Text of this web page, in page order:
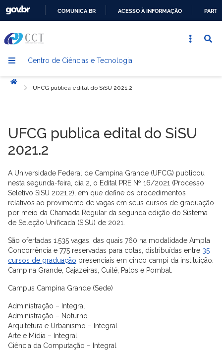
CONTEÚDO
COMUNICA BR ACESSO À INFORMAÇÃO
Centro de Ciências e Tecnologia
Início
UFCG publica edital do SiSU 2021.2
UFCG publica edital do SiSU
2021.2
A Universidade Federal de Campina Grande (UFCG) publicou
nesta segunda-feira, dia 2, o Edital PRE Nº 16/2021 (Processo
Seletivo SiSU 2021.2), em que define os procedimentos
relativos ao provimento de vagas em seus cursos de graduação
por meio da Chamada Regular da segunda edição do Sistema
de Seleção Unificada (SiSU) de 2021.
São ofertadas 1.535 vagas, das quais 760 na modalidade Ampla
Concorrência e 775 reservadas para cotas, distribuídas entre 35
cursos de graduação presenciais em cinco campi da instituição:
Campina Grande, Cajazeiras, Cuité, Patos e Pombal.
Campus Campina Grande (Sede)
Administração – Integral
Administração – Noturno
Arquitetura e Urbanismo – Integral
Arte e Mídia – Integral
Ciência da Computação – Integral